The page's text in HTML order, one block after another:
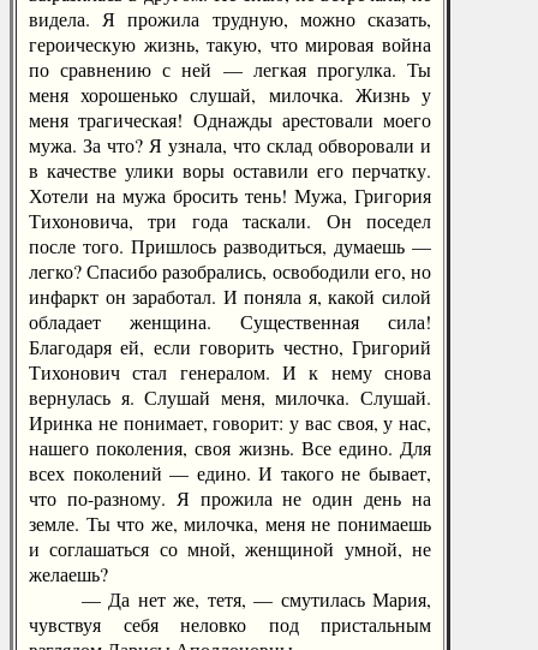
видела. Я прожила трудную, можно сказать,
героическую жизнь, такую, что мировая война
по сравнению с ней — легкая прогулка. Ты
меня хорошенько слушай, милочка. Жизнь у
меня трагическая! Однажды арестовали моего
мужа. За что? Я узнала, что склад обворовали и
в качестве улики воры оставили его перчатку.
Хотели на мужа бросить тень! Мужа, Григория
Тихоновича, три года таскали. Он поседел
после того. Пришлось разводиться, думаешь —
легко? Спасибо разобрались, освободили его, но
инфаркт он заработал. И поняла я, какой силой
обладает женщина. Существенная сила!
Благодаря ей, если говорить честно, Григорий
Тихонович стал генералом. И к нему снова
вернулась я. Слушай меня, милочка. Слушай.
Иринка не понимает, говорит: у вас своя, у нас,
нашего поколения, своя жизнь. Все едино. Для
всех поколений — едино. И такого не бывает,
что по-разному. Я прожила не один день на
земле. Ты что же, милочка, меня не понимаешь
и соглашаться со мной, женщиной умной, не
желаешь?
— Да нет же, тетя, — смутилась Мария,
чувствуя себя неловко под пристальным